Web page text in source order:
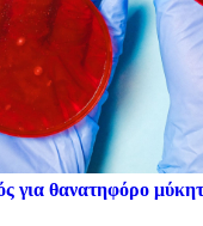
θανατηφόρο